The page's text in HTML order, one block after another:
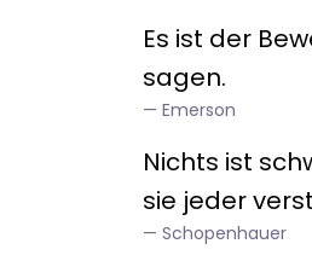
Es ist der
sagen.
Emerson
Nichts ist
sie jeder
Schopenhauer